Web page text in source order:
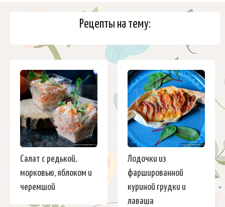
Рецепты на тему:
Салат с редькой,
морковью, яблоком и
черемшой
Лодочки из
фаршированной
куриной грудки и
лаваша